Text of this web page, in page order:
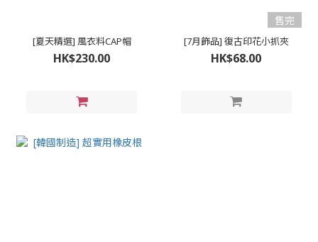
[夏天精選] 風衣料CAP帽
HK$230.00
售完
[7月飾品] 復古印花小抓夾
HK$68.00